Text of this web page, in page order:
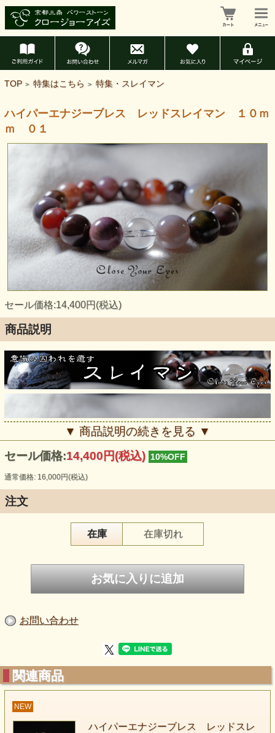
TOP > 特集はこちら > 特集・スレイマン
ハイパーエナジーブレス レッドスレイマン １０ｍ
ｍ ０１
セール価格:14,400円(税込)
商品説明
keyword （意識の囚われを癒す）
精神、心身ともに癒やしてくれる優れ石 スレイマン。
取ってくれる石です。３つの丹田を高め
高い意識の状態へ導くエネルギーを持っています。
通常のスレイマンはスキャニングとして
しかしながら どうしても その人の個性という性質が
それぞれの丹田を中心に動いてしまいそれが癖になると
▼ 商品説明の続きを見る ▼
セール価格:14,400円(税込) 10%OFF
通常価格: 16,000円(税込)
注文
在庫 在庫切れ
お問い合わせ
関連商品
NEW
ハイパーエナジーブレス レッドスレ